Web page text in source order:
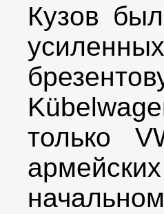
Кузов
только